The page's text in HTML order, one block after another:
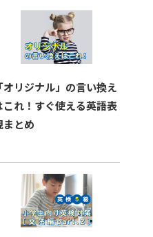
「オリジナル」の言い換え
これ！すぐ使える英語表
まとめ